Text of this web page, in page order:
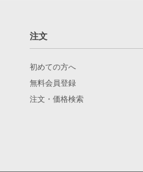
注文
初めての方へ
無料会員登録
注文・価格検索